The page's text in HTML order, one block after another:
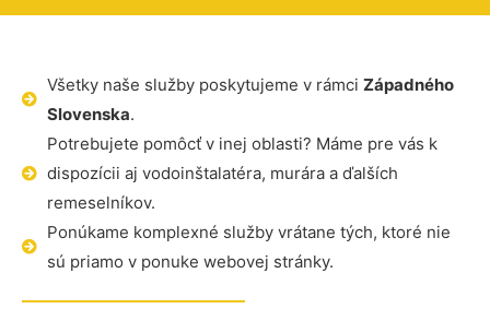
Všetky naše služby poskytujeme v rámci Západného
Slovenska.
Potrebujete pomôcť v inej oblasti? Máme pre vás k
dispozícii aj vodoinštalatéra, murára a ďalších
remeselníkov.
Ponúkame komplexné služby vrátane tých, ktoré nie
sú priamo v ponuke webovej stránky.